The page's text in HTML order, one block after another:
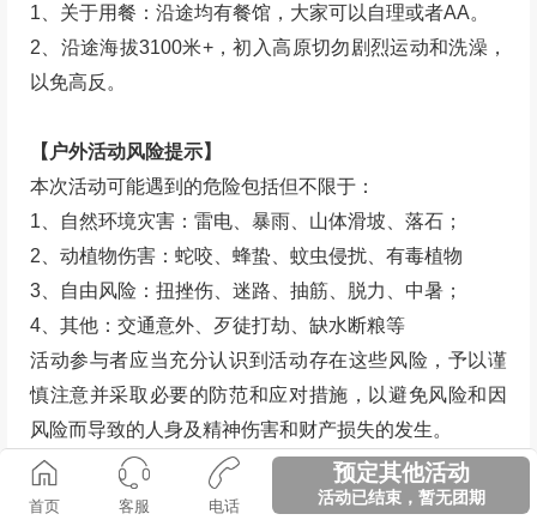
1、关于用餐：沿途均有餐馆，大家可以自理或者AA。
2、沿途海拔3100米+，初入高原切勿剧烈运动和洗澡，
以免高反。
【户外活动风险提示】
本次活动可能遇到的危险包括但不限于：
1、自然环境灾害：雷电、暴雨、山体滑坡、落石；
2、动植物伤害：蛇咬、蜂蛰、蚊虫侵扰、有毒植物
3、自由风险：扭挫伤、迷路、抽筋、脱力、中暑；
4、其他：交通意外、歹徒打劫、缺水断粮等
活动参与者应当充分认识到活动存在这些风险，予以谨
慎注意并采取必要的防范和应对措施，以避免风险和因
风险而导致的人身及精神伤害和财产损失的发生。
免责申明及风险告知
首页 客服 电话
预定其他活动
活动已结束，暂无团期